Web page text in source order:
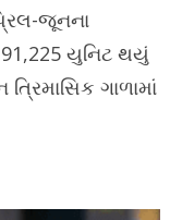
જૂનના
યુનિટ થયું
ગાળામાં